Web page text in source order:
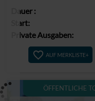
Dauer:
Start:
Private Ausgaben:
AUF MERKLISTE+
ÖFFENTLICHE